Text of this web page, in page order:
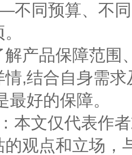
同预算、不
产品保障范围
情,结合自身需
最好的保障。
本文仅代表作
的观点和立场，